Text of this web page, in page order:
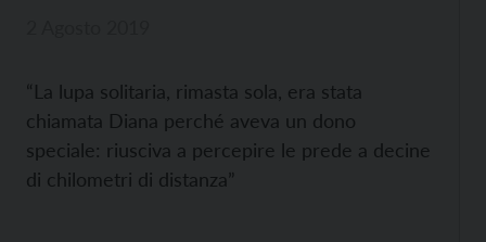
“La lupa solitaria, rimasta sola, era stata
chiamata Diana perché aveva un dono
speciale: riusciva a percepire le prede a decine
di chilometri di distanza”